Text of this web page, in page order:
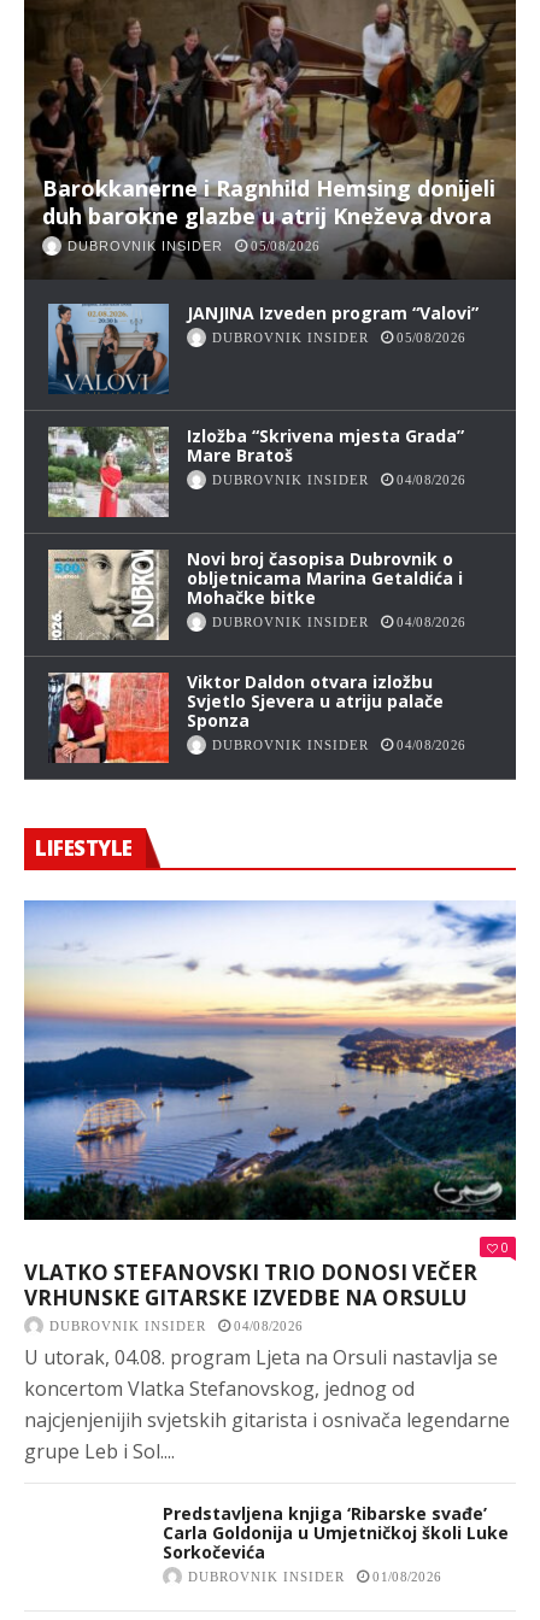
Barokkanerne i Ragnhild Hemsing donijeli
duh barokne glazbe u atrij Kneževa dvora
DUBROVNIK INSIDER 05/08/2026
JANJINA Izveden program “Valovi”
DUBROVNIK INSIDER 05/08/2026
Izložba “Skrivena mjesta Grada”
Mare Bratoš
DUBROVNIK INSIDER 04/08/2026
Novi broj časopisa Dubrovnik o
obljetnicama Marina Getaldića i
Mohačke bitke
DUBROVNIK INSIDER 04/08/2026
Viktor Daldon otvara izložbu
Svjetlo Sjevera u atriju palače
Sponza
DUBROVNIK INSIDER 04/08/2026
LIFESTYLE
0
VLATKO STEFANOVSKI TRIO DONOSI VEČER
VRHUNSKE GITARSKE IZVEDBE NA ORSULU
DUBROVNIK INSIDER 04/08/2026
U utorak, 04.08. program Ljeta na Orsuli nastavlja se
koncertom Vlatka Stefanovskog, jednog od
najcjenjenijih svjetskih gitarista i osnivača legendarne
grupe Leb i Sol....
Predstavljena knjiga ‘Ribarske svađe’
Carla Goldonija u Umjetničkoj školi Luke
Sorkočevića
DUBROVNIK INSIDER 01/08/2026